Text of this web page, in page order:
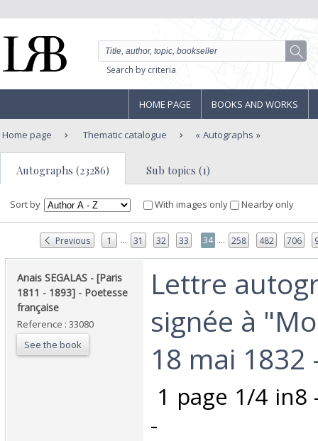
Search by criteria
HOME PAGE BOOKS AND WORKS
Home page Thematic catalogue Autographs
Autographs (23286) Sub topics (1)
Sort by With images only Nearby only
Previous 1 ... 31 32 33 34 ... 258 482 706
‎Anais SEGALAS - [Paris
1811 - 1893] - Poetesse
française‎
Reference : 33080
See the book
‎Lettre
signée à
18 mai 1832
1 page 1/4
-‎